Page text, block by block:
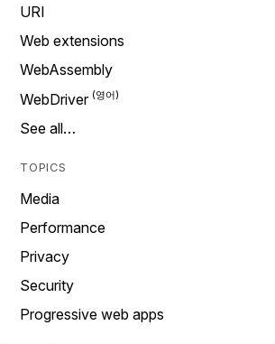
URI
Web extensions
WebAssembly
WebDriver
See all…
TOPICS
Media
Performance
Privacy
Security
Progressive web apps